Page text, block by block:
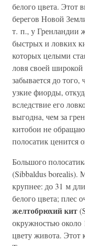
белого цвета. Этот
берегов Новой
т. п., у Гренландии
быстрых и ловких
которых целыми
ловя своей широкой
забывается до
узкие фиорды,
вследствие его
выгодна, чем за
китобои не
полосатик ценится
Большого
(Sibbaldus borealis).
крупнее: до 31 м
белого цвета;
желтобрюхий кит
окружностью около
цвету живота. Этот